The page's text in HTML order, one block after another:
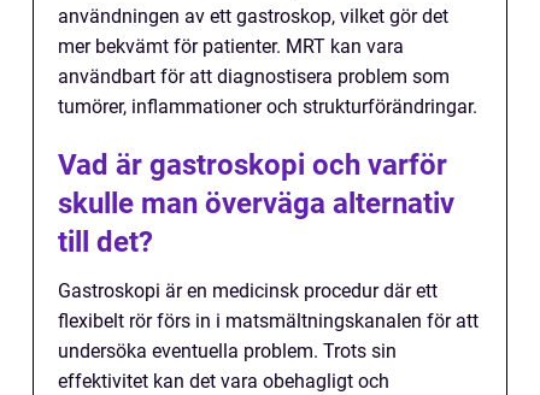
användningen av ett gastroskop, vilket gör det
mer bekvämt för patienter. MRT kan vara
användbart för att diagnostisera problem som
tumörer, inflammationer och strukturförändringar.
Vad är gastroskopi och varför
skulle man överväga alternativ
till det?
Gastroskopi är en medicinsk procedur där ett
flexibelt rör förs in i matsmältningskanalen för att
undersöka eventuella problem. Trots sin
effektivitet kan det vara obehagligt och